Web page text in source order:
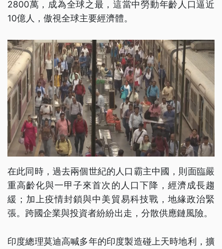
2800萬，成為全球之最，這當中勞動年齡人口逼近
10億人，傲視全球主要經濟體。
在此同時，過去兩個世紀的人口霸主中國，則面臨嚴
重高齡化與一甲子來首次的人口下降，經濟成長趨
緩；加上疫情封鎖與中美貿易科技戰，地緣政治緊
張。跨國企業與投資者紛紛出走，分散供應鏈風險。
印度總理莫迪高喊多年的印度製造碰上天時地利，擴